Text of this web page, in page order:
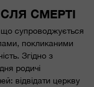
СМЕРТІ
супроводжується
покликаними
Згідно з
родичі
відвідати церкву